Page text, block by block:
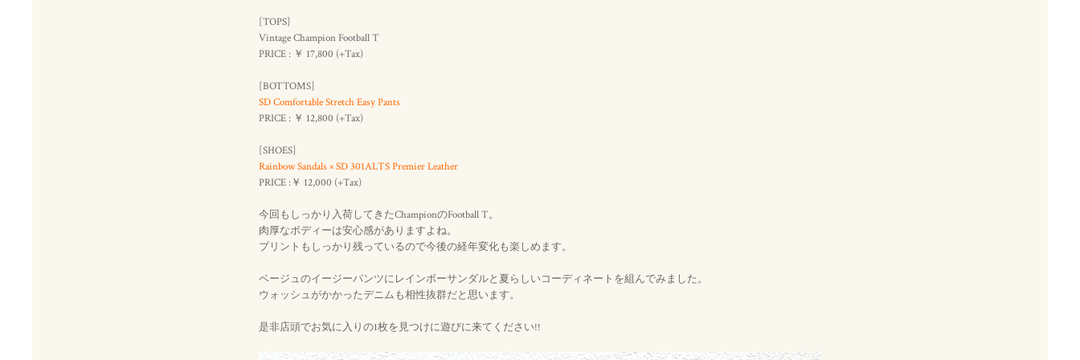
[TOPS]
Vintage Champion Football T
PRICE : ￥ 17,800 (+Tax)
[BOTTOMS]
SD Comfortable Stretch Easy Pants
PRICE : ￥ 12,800 (+Tax)
[SHOES]
Rainbow Sandals × SD 301ALTS Premier Leather
PRICE :￥ 12,000 (+Tax)
今回もしっかり入荷してきたChampionのFootball T。
肉厚なボディーは安心感がありますよね。
プリントもしっかり残っているので今後の経年変化も楽しめます。
ベージュのイージーパンツにレインボーサンダルと夏らしいコーディネートを組んでみました。
ウォッシュがかかったデニムも相性抜群だと思います。
是非店頭でお気に入りの1枚を見つけに遊びに来てください!!